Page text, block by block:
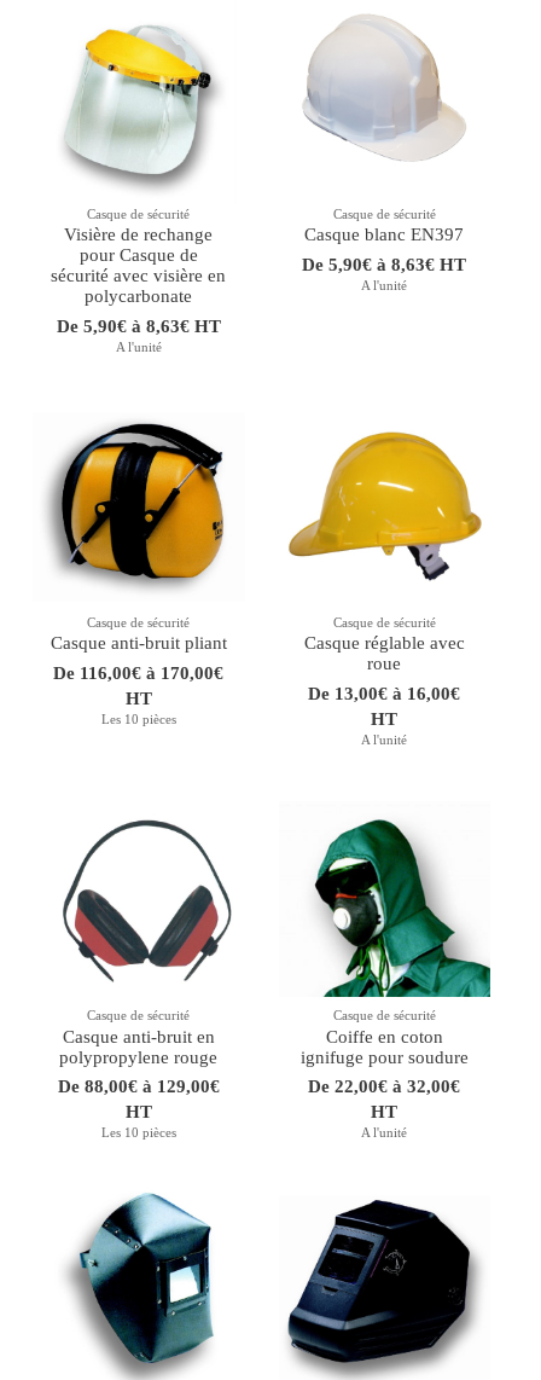
Casque de sécurité
Visière de rechange
pour Casque de
sécurité avec visière en
polycarbonate
De 5,90€ à 8,63€ HT
A l'unité
Casque de sécurité
Casque blanc EN397
De 5,90€ à 8,63€ HT
A l'unité
Casque de sécurité
Casque anti-bruit pliant
De 116,00€ à 170,00€
HT
Les 10 pièces
Casque de sécurité
Casque réglable avec
roue
De 13,00€ à 16,00€
HT
A l'unité
Casque de sécurité
Casque anti-bruit en
polypropylene rouge
De 88,00€ à 129,00€
HT
Les 10 pièces
Casque de sécurité
Coiffe en coton
ignifuge pour soudure
De 22,00€ à 32,00€
HT
A l'unité